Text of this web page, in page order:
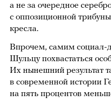
а не за очередное
с оппозиционной
кресла.
Впрочем, самим социал-
Шульцу похвастаться
Их нынешний результат
в современной истории
на пять процентов